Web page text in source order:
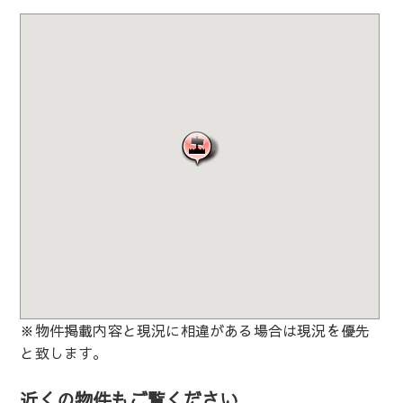
※物件掲載内容と現況に相違がある場合は現況を優先
と致します。